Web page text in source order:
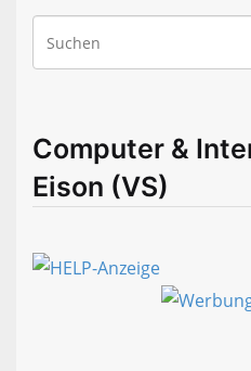
Computer &
Eison (VS)